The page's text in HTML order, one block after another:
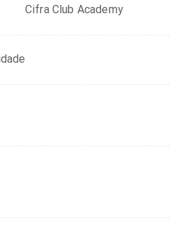
Cifra Club Academy